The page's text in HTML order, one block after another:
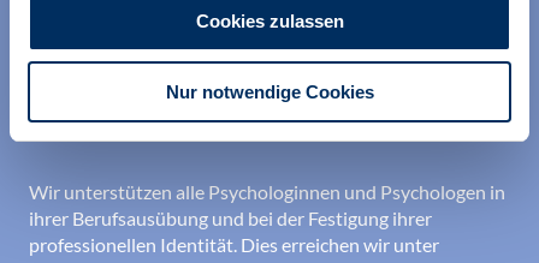
Cookies zulassen
Nur notwendige Cookies
Wir unterstützen alle Psychologinnen und Psychologen in
ihrer Berufsausübung und bei der Festigung ihrer
professionellen Identität. Dies erreichen wir unter